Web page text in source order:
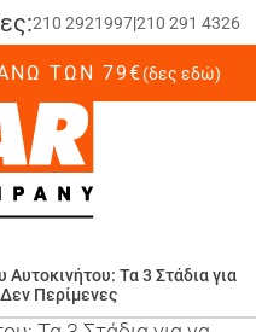
210 2921997|210 291 4326
ΤΩΝ 79€(δες εδώ)
Αυτοκινήτου: Τα 3 Στάδια για
Περίμενες